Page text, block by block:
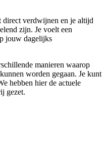
direct verdwijnen en je altijd
zijn. Je voelt een
jouw dagelijks
manieren waarop
worden gegaan. Je kunt
hebben hier de actuele
gezet.